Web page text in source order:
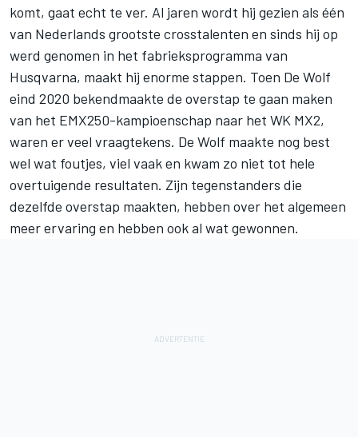
komt, gaat echt te ver. Al jaren wordt hij gezien als één
van Nederlands grootste crosstalenten en sinds hij op
werd genomen in het fabrieksprogramma van
Husqvarna, maakt hij enorme stappen. Toen De Wolf
eind 2020 bekendmaakte de overstap te gaan maken
van het EMX250-kampioenschap naar het WK MX2,
waren er veel vraagtekens. De Wolf maakte nog best
wel wat foutjes, viel vaak en kwam zo niet tot hele
overtuigende resultaten. Zijn tegenstanders die
dezelfde overstap maakten, hebben over het algemeen
meer ervaring en hebben ook al wat gewonnen.